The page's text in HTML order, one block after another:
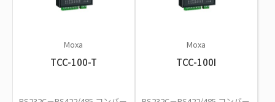
Moxa
TCC-100-T
Moxa
TCC-100I